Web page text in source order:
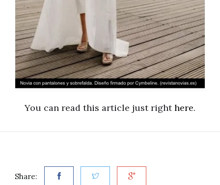
You can read this article just righthere.
Share: